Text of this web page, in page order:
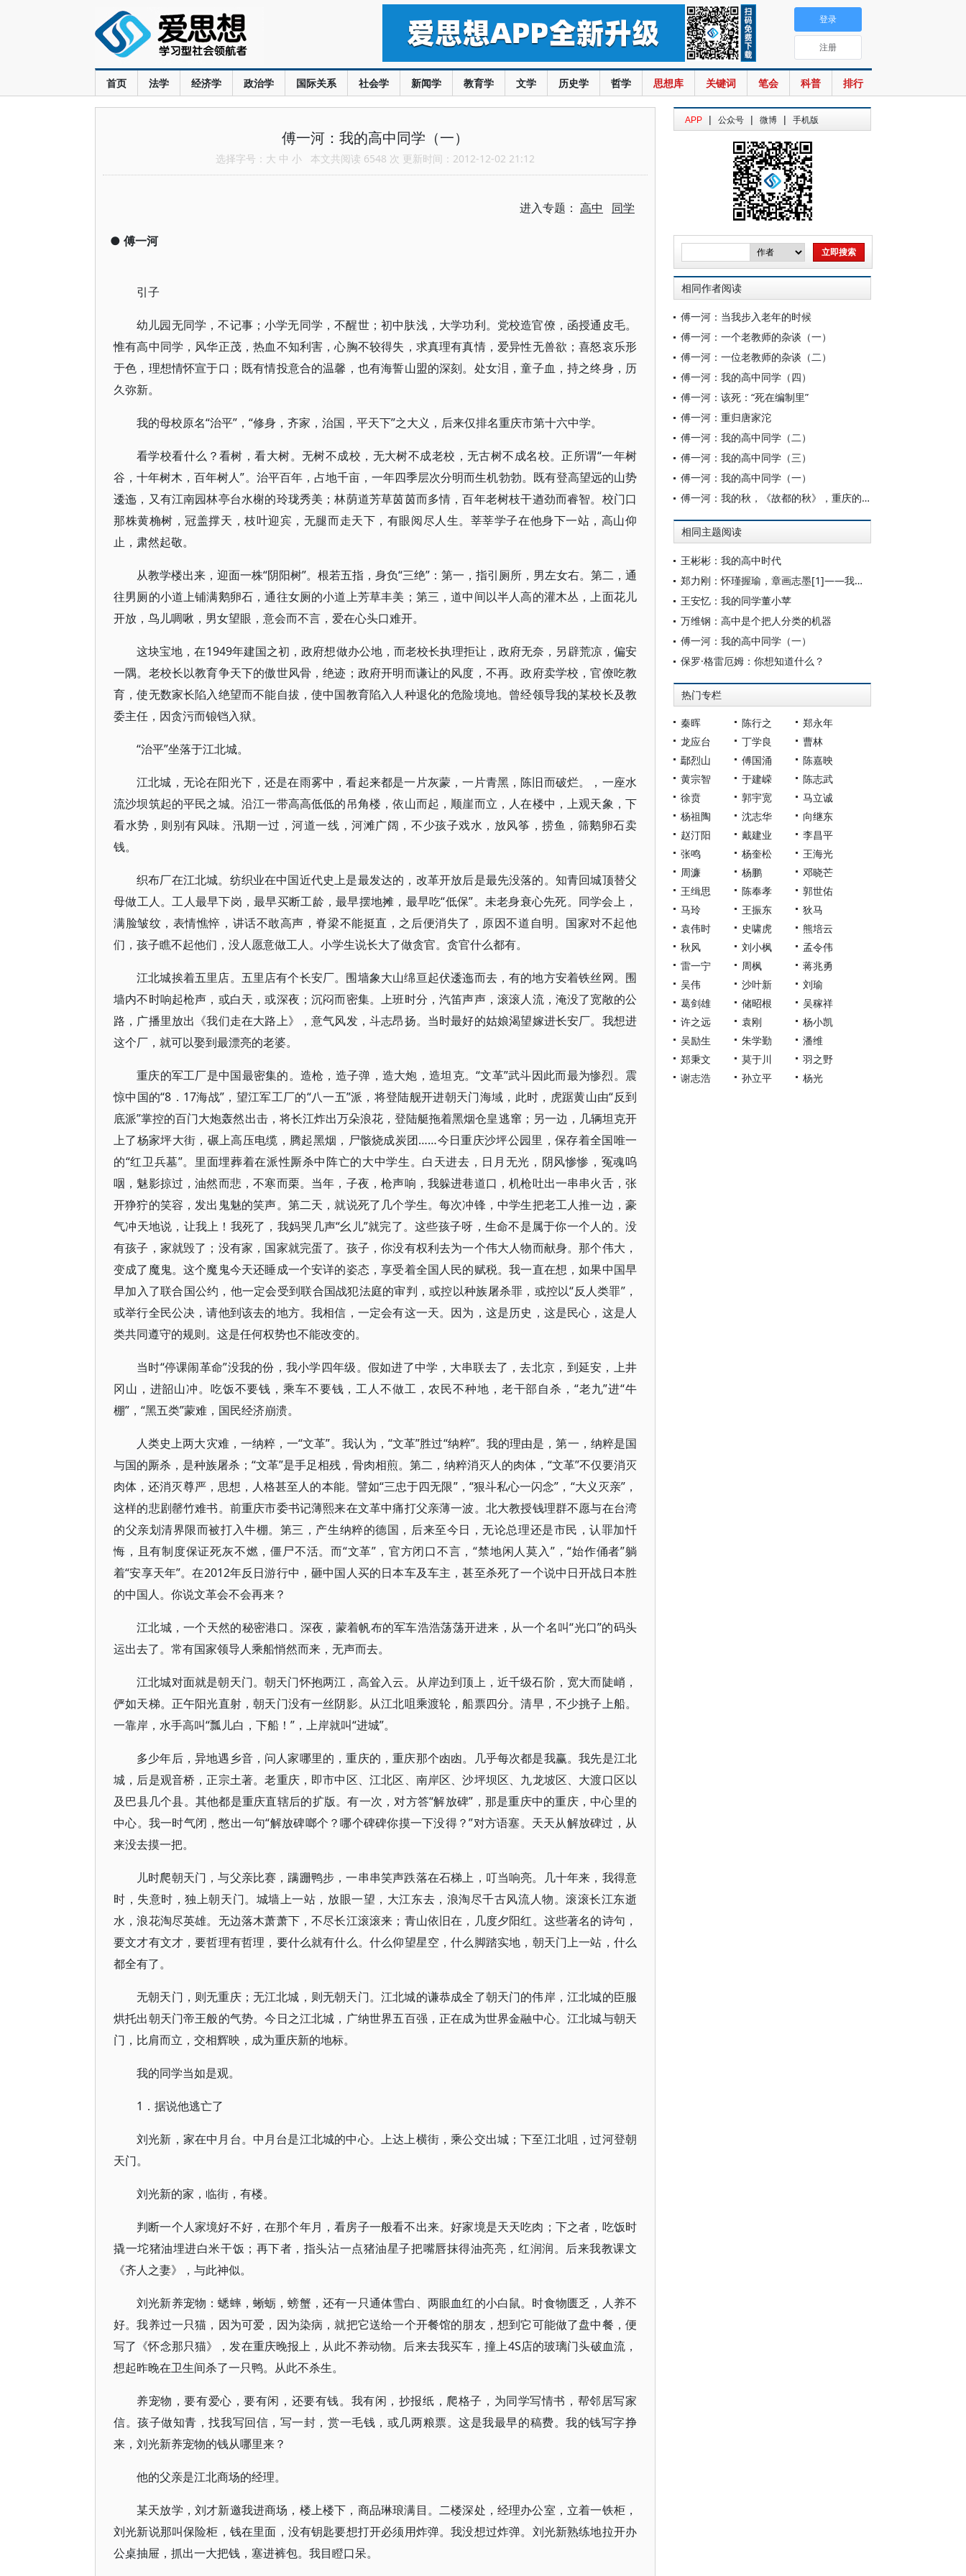
首页 法学 经济学 政治学 国际关系 社会学 新闻学 教育学 文学 历史学 哲学 思想库 关键词 笔会 科普 排行
登录
注册
傅一河：我的高中同学（一）
选择字号： 大 中 小 本文共阅读 6548 次 更新时间：2012-12-02 21:12
进入专题： 高中 同学
● 傅一河
引子
幼儿园无同学，不记事；小学无同学，不醒世；初中肤浅，大学功利。党校造官僚，函授通皮毛。
惟有高中同学，风华正茂，热血不知利害，心胸不较得失，求真理有真情，爱异性无兽欲；喜怒哀乐形
于色，理想情怀宣于口；既有情投意合的温馨，也有海誓山盟的深刻。处女泪，童子血，持之终身，历
久弥新。
我的母校原名“治平”，“修身，齐家，治国，平天下”之大义，后来仅排名重庆市第十六中学。
看学校看什么？看树，看大树。无树不成校，无大树不成老校，无古树不成名校。正所谓“一年树
谷，十年树木，百年树人”。治平百年，占地千亩，一年四季层次分明而生机勃勃。既有登高望远的山势
逶迤，又有江南园林亭台水榭的玲珑秀美；林荫道芳草茵茵而多情，百年老树枝干遒劲而睿智。校门口
那株黄桷树，冠盖撑天，枝叶迎宾，无腿而走天下，有眼阅尽人生。莘莘学子在他身下一站，高山仰
止，肃然起敬。
从教学楼出来，迎面一株“阴阳树”。根若五指，身负“三绝”：第一，指引厕所，男左女右。第二，通
往男厕的小道上铺满鹅卵石，通往女厕的小道上芳草丰美；第三，道中间以半人高的灌木丛，上面花儿
开放，鸟儿啁啾，男女望眼，意会而不言，爱在心头口难开。
这块宝地，在1949年建国之初，政府想做办公地，而老校长执理拒让，政府无奈，另辟荒凉，偏安
一隅。老校长以教育争天下的傲世风骨，绝迹；政府开明而谦让的风度，不再。政府卖学校，官僚吃教
育，使无数家长陷入绝望而不能自拔，使中国教育陷入人种退化的危险境地。曾经领导我的某校长及教
委主任，因贪污而锒铛入狱。
“治平”坐落于江北城。
江北城，无论在阳光下，还是在雨雾中，看起来都是一片灰蒙，一片青黑，陈旧而破烂。，一座水
流沙坝筑起的平民之城。沿江一带高高低低的吊角楼，依山而起，顺崖而立，人在楼中，上观天象，下
看水势，则别有风味。汛期一过，河道一线，河滩广阔，不少孩子戏水，放风筝，捞鱼，筛鹅卵石卖
钱。
织布厂在江北城。纺织业在中国近代史上是最发达的，改革开放后是最先没落的。知青回城顶替父
母做工人。工人最早下岗，最早买断工龄，最早摆地摊，最早吃“低保”。未老身衰心先死。同学会上，
满脸皱纹，表情憔悴，讲话不敢高声，脊梁不能挺直，之后便消失了，原因不道自明。国家对不起他
们，孩子瞧不起他们，没人愿意做工人。小学生说长大了做贪官。贪官什么都有。
江北城挨着五里店。五里店有个长安厂。围墙象大山绵亘起伏逶迤而去，有的地方安着铁丝网。围
墙内不时响起枪声，或白天，或深夜；沉闷而密集。上班时分，汽笛声声，滚滚人流，淹没了宽敞的公
路，广播里放出《我们走在大路上》，意气风发，斗志昂扬。当时最好的姑娘渴望嫁进长安厂。我想进
这个厂，就可以娶到最漂亮的老婆。
重庆的军工厂是中国最密集的。造枪，造子弹，造大炮，造坦克。“文革”武斗因此而最为惨烈。震
惊中国的“8．17海战”，望江军工厂的“八一五”派，将登陆舰开进朝天门海域，此时，虎踞黄山由“反到
底派”掌控的百门大炮轰然出击，将长江炸出万朵浪花，登陆艇拖着黑烟仓皇逃窜；另一边，几辆坦克开
上了杨家坪大街，碾上高压电缆，腾起黑烟，尸骸烧成炭团……今日重庆沙坪公园里，保存着全国唯一
的“红卫兵墓”。里面埋葬着在派性厮杀中阵亡的大中学生。白天进去，日月无光，阴风惨惨，冤魂呜
咽，魅影掠过，油然而悲，不寒而栗。当年，子夜，枪声响，我躲进巷道口，机枪吐出一串串火舌，张
开狰狞的笑容，发出鬼魅的笑声。第二天，就说死了几个学生。每次冲锋，中学生把老工人推一边，豪
气冲天地说，让我上！我死了，我妈哭几声“幺儿”就完了。这些孩子呀，生命不是属于你一个人的。没
有孩子，家就毁了；没有家，国家就完蛋了。孩子，你没有权利去为一个伟大人物而献身。那个伟大，
变成了魔鬼。这个魔鬼今天还睡成一个安详的姿态，享受着全国人民的赋税。我一直在想，如果中国早
早加入了联合国公约，他一定会受到联合国战犯法庭的审判，或控以种族屠杀罪，或控以“反人类罪”，
或举行全民公决，请他到该去的地方。我相信，一定会有这一天。因为，这是历史，这是民心，这是人
类共同遵守的规则。这是任何权势也不能改变的。
当时“停课闹革命”没我的份，我小学四年级。假如进了中学，大串联去了，去北京，到延安，上井
冈山，进韶山冲。吃饭不要钱，乘车不要钱，工人不做工，农民不种地，老干部自杀，“老九”进“牛
棚”，“黑五类”蒙难，国民经济崩溃。
人类史上两大灾难，一纳粹，一“文革”。我认为，“文革”胜过“纳粹”。我的理由是，第一，纳粹是国
与国的厮杀，是种族屠杀；“文革”是手足相残，骨肉相煎。第二，纳粹消灭人的肉体，“文革”不仅要消灭
肉体，还消灭尊严，思想，人格甚至人的本能。譬如“三忠于四无限”，“狠斗私心一闪念”，“大义灭亲”，
这样的悲剧罄竹难书。前重庆市委书记薄熙来在文革中痛打父亲薄一波。北大教授钱理群不愿与在台湾
的父亲划清界限而被打入牛棚。第三，产生纳粹的德国，后来至今日，无论总理还是市民，认罪加忏
悔，且有制度保证死灰不燃，僵尸不活。而“文革”，官方闭口不言，“禁地闲人莫入”，“始作俑者”躺
着“安享天年”。在2012年反日游行中，砸中国人买的日本车及车主，甚至杀死了一个说中日开战日本胜
的中国人。你说文革会不会再来？
江北城，一个天然的秘密港口。深夜，蒙着帆布的军车浩浩荡荡开进来，从一个名叫“光口”的码头
运出去了。常有国家领导人乘船悄然而来，无声而去。
江北城对面就是朝天门。朝天门怀抱两江，高耸入云。从岸边到顶上，近千级石阶，宽大而陡峭，
俨如天梯。正午阳光直射，朝天门没有一丝阴影。从江北咀乘渡轮，船票四分。清早，不少挑子上船。
一靠岸，水手高叫“瓢儿白，下船！”，上岸就叫“进城”。
多少年后，异地遇乡音，问人家哪里的，重庆的，重庆那个凼凼。几乎每次都是我赢。我先是江北
城，后是观音桥，正宗土著。老重庆，即市中区、江北区、南岸区、沙坪坝区、九龙坡区、大渡口区以
及巴县几个县。其他都是重庆直辖后的扩版。有一次，对方答“解放碑”，那是重庆中的重庆，中心里的
中心。我一时气闭，憋出一句“解放碑啷个？哪个碑碑你摸一下没得？”对方语塞。天天从解放碑过，从
来没去摸一把。
儿时爬朝天门，与父亲比赛，蹒跚鸭步，一串串笑声跌落在石梯上，叮当响亮。几十年来，我得意
时，失意时，独上朝天门。城墙上一站，放眼一望，大江东去，浪淘尽千古风流人物。滚滚长江东逝
水，浪花淘尽英雄。无边落木萧萧下，不尽长江滚滚来；青山依旧在，几度夕阳红。这些著名的诗句，
要文才有文才，要哲理有哲理，要什么就有什么。什么仰望星空，什么脚踏实地，朝天门上一站，什么
都全有了。
无朝天门，则无重庆；无江北城，则无朝天门。江北城的谦恭成全了朝天门的伟岸，江北城的臣服
烘托出朝天门帝王般的气势。今日之江北城，广纳世界五百强，正在成为世界金融中心。江北城与朝天
门，比肩而立，交相辉映，成为重庆新的地标。
我的同学当如是观。
1．据说他逃亡了
刘光新，家在中月台。中月台是江北城的中心。上达上横街，乘公交出城；下至江北咀，过河登朝
天门。
刘光新的家，临街，有楼。
判断一个人家境好不好，在那个年月，看房子一般看不出来。好家境是天天吃肉；下之者，吃饭时
撬一坨猪油埋进白米干饭；再下者，指头沾一点猪油星子把嘴唇抹得油亮亮，红润润。后来我教课文
《齐人之妻》，与此神似。
刘光新养宠物：蟋蟀，蜥蛎，螃蟹，还有一只通体雪白、两眼血红的小白鼠。时食物匮乏，人养不
好。我养过一只猫，因为可爱，因为染病，就把它送给一个开餐馆的朋友，想到它可能做了盘中餐，便
写了《怀念那只猫》，发在重庆晚报上，从此不养动物。后来去我买车，撞上4S店的玻璃门头破血流，
想起昨晚在卫生间杀了一只鸭。从此不杀生。
养宠物，要有爱心，要有闲，还要有钱。我有闲，抄报纸，爬格子，为同学写情书，帮邻居写家
信。孩子做知青，找我写回信，写一封，赏一毛钱，或几两粮票。这是我最早的稿费。我的钱写字挣
来，刘光新养宠物的钱从哪里来？
他的父亲是江北商场的经理。
某天放学，刘才新邀我进商场，楼上楼下，商品琳琅满目。二楼深处，经理办公室，立着一铁柜，
刘光新说那叫保险柜，钱在里面，没有钥匙要想打开必须用炸弹。我没想过炸弹。刘光新熟练地拉开办
公桌抽屉，抓出一大把钱，塞进裤包。我目瞪口呆。
APP | 公众号 | 微博 | 手机版
相同作者阅读
傅一河：当我步入老年的时候
傅一河：一个老教师的杂谈（一）
傅一河：一位老教师的杂谈（二）
傅一河：我的高中同学（四）
傅一河：该死：“死在编制里”
傅一河：重归唐家沱
傅一河：我的高中同学（二）
傅一河：我的高中同学（三）
傅一河：我的高中同学（一）
傅一河：我的秋，《故都的秋》，重庆的秋
相同主题阅读
王彬彬：我的高中时代
郑力刚：怀瑾握瑜，章画志墨[1]——我记忆中的Alan Kelm同学
王安忆：我的同学董小苹
万维钢：高中是个把人分类的机器
傅一河：我的高中同学（一）
保罗·格雷厄姆：你想知道什么？
热门专栏
秦晖 陈行之
郑永年
龙应台
丁学良
曹林
鄢烈山
傅国涌
陈嘉映
黄宗智
于建嵘
陈志武
徐贲
郭宇宽
马立诚
杨祖陶
沈志华
向继东
赵汀阳
戴建业
李昌平
张鸣
杨奎松
王海光
周濂
杨鹏
邓晓芒
王缉思
陈奉孝
郭世佑
马玲
王振东
狄马
袁伟时
史啸虎
熊培云
秋风
刘小枫
孟令伟
雷一宁
周枫
蒋兆勇
吴伟
沙叶新
刘瑜
葛剑雄
储昭根
吴稼祥
许之远
袁刚
杨小凯
吴励生
朱学勤
潘维
郑秉文
莫于川
羽之野
谢志浩
孙立平 杨光